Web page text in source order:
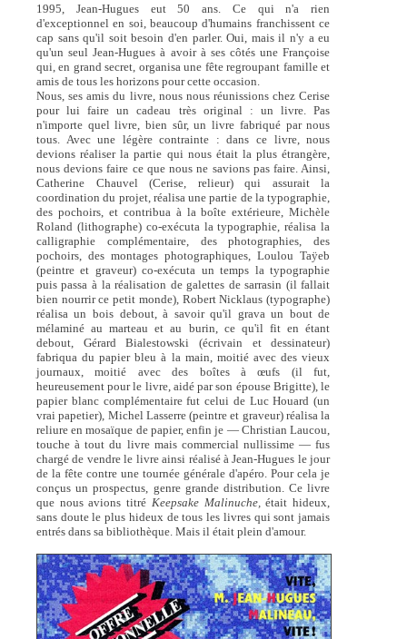
1995, Jean-Hugues eut 50 ans. Ce qui n'a rien
d'exceptionnel en soi, beaucoup d'humains franchissent ce
cap sans qu'il soit besoin d'en parler. Oui, mais il n'y a eu
qu'un seul Jean-Hugues à avoir à ses côtés une Françoise
qui, en grand secret, organisa une fête regroupant famille et
amis de tous les horizons pour cette occasion.
Nous, ses amis du livre, nous nous réunissions chez Cerise
pour lui faire un cadeau très original : un livre. Pas
n'importe quel livre, bien sûr, un livre fabriqué par nous
tous. Avec une légère contrainte : dans ce livre, nous
devions réaliser la partie qui nous était la plus étrangère,
nous devions faire ce que nous ne savions pas faire. Ainsi,
Catherine Chauvel (Cerise, relieur) qui assurait la
coordination du projet, réalisa une partie de la typographie,
des pochoirs, et contribua à la boîte extérieure, Michèle
Roland (lithographe) co-exécuta la typographie, réalisa la
calligraphie complémentaire, des photographies, des
pochoirs, des montages photographiques, Loulou Taÿeb
(peintre et graveur) co-exécuta un temps la typographie
puis passa à la réalisation de galettes de sarrasin (il fallait
bien nourrir ce petit monde), Robert Nicklaus (typographe)
réalisa un bois debout, à savoir qu'il grava un bout de
mélaminé au marteau et au burin, ce qu'il fit en étant
debout, Gérard Bialestowski (écrivain et dessinateur)
fabriqua du papier bleu à la main, moitié avec des vieux
journaux, moitié avec des boîtes à œufs (il fut,
heureusement pour le livre, aidé par son épouse Brigitte), le
papier blanc complémentaire fut celui de Luc Houard (un
vrai papetier), Michel Lasserre (peintre et graveur) réalisa la
reliure en mosaïque de papier, enfin je — Christian Laucou,
touche à tout du livre mais commercial nullissime — fus
chargé de vendre le livre ainsi réalisé à Jean-Hugues le jour
de la fête contre une tournée générale d'apéro. Pour cela je
conçus un prospectus, genre grande distribution. Ce livre
que nous avions titré Keepsake Malinuche, était hideux,
sans doute le plus hideux de tous les livres qui sont jamais
entrés dans sa bibliothèque. Mais il était plein d'amour.